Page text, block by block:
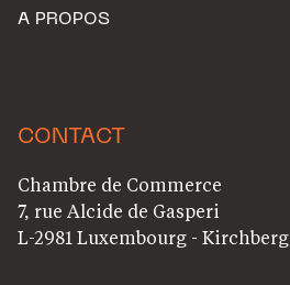
A PROPOS
CONTACT
Chambre de Commerce
7, rue Alcide de Gasperi
L-2981 Luxembourg - Kirchberg